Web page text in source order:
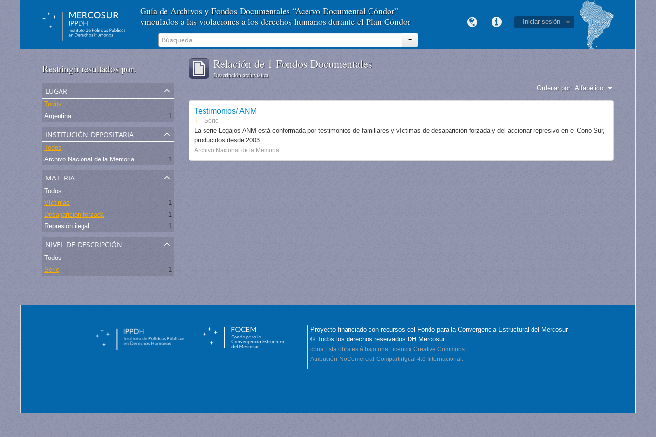
Guía de Archivos y Fondos Documentales “Acervo Documental Cóndor”
vinculados a las violaciones a los derechos humanos durante el Plan Cóndor
Iniciar sesión
Restringir resultados por:
lugar
Todos
Argentina
1
institución depositaria
Todos
Archivo Nacional de la Memoria
1
materia
Todos
Víctimas
1
Desaparición forzada
1
Represión ilegal
1
nivel de descripción
Todos
Serie
1
Relación de 1 Fondos Documentales
Descripción archivística
Ordenar por: Alfabético
Testimonios/ ANM
T Serie
La serie Legajos ANM está conformada por testimonios de familiares y víctimas de desaparición forzada y del accionar represivo en el Cono Sur,
producidos desde 2003.
Archivo Nacional de la Memoria
Proyecto financiado con recursos del Fondo para la Convergencia Estructural del Mercosur
© Todos los derechos reservados DH Mercosur
cbna Esta obra está bajo una Licencia Creative Commons
Atribución-NoComercial-CompartirIgual 4.0 Internacional.